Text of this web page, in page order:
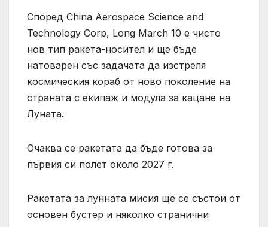
Според China Aerospace Science and
Technology Corp, Long March 10 е чисто
нов тип ракета-носител и ще бъде
натоварен със задачата да изстреля
космическия кораб от ново поколение на
страната с екипаж и модула за кацане на
Луната.
Очаква се ракетата да бъде готова за
първия си полет около 2027 г.
Ракетата за лунната мисия ще се състои от
основен бустер и няколко странични